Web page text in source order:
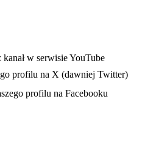
nowej karciew serwisie YouTube
profilu na X (dawniej Twitter)
w nowej karcieprofilu na Facebooku